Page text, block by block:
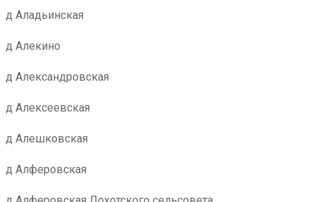
д Аладьинская
д Алекино
д Александровская
д Алексеевская
д Алешковская
д Алферовская